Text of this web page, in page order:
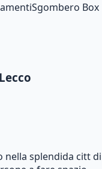
Sgombero Box
nella splendida citt di